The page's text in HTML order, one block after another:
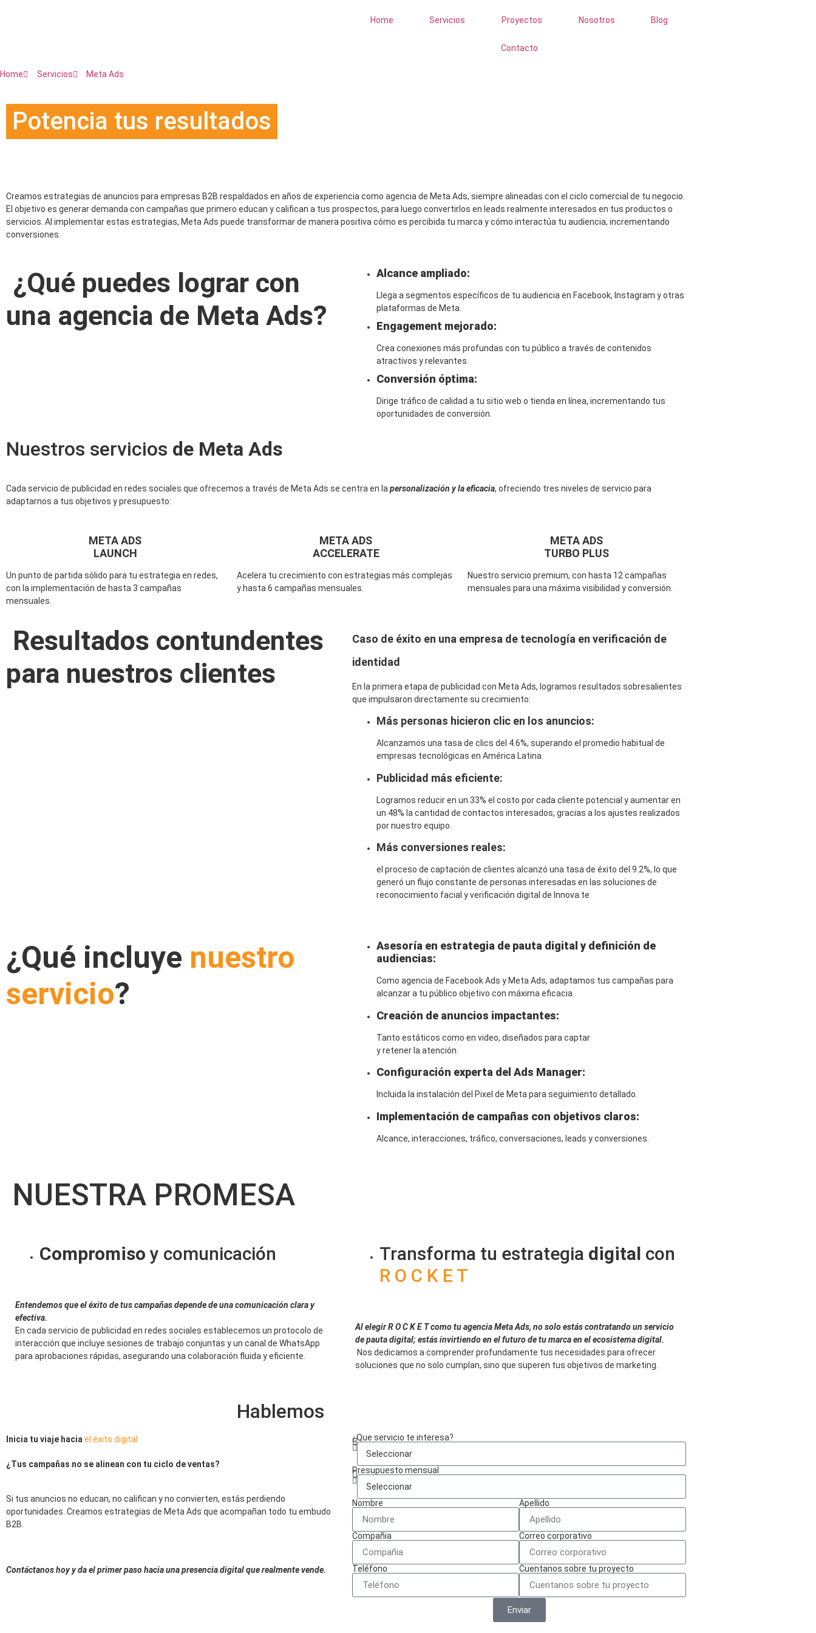
Home Servicios Proyectos Nosotros Blog
Contacto
Home Servicios Meta Ads
Potencia tus resultados
Creamos estrategias de anuncios para empresas B2B respaldados en años de experiencia como agencia de Meta Ads, siempre alineadas con el ciclo comercial de tu negocio.
El objetivo es generar demanda con campañas que primero educan y califican a tus prospectos, para luego convertirlos en leads realmente interesados en tus productos o
servicios. Al implementar estas estrategias, Meta Ads puede transformar de manera positiva cómo es percibida tu marca y cómo interactúa tu audiencia, incrementando
conversiones.
¿Qué puedes lograr con
una agencia de Meta Ads?
Alcance ampliado:
Llega a segmentos específicos de tu audiencia en Facebook, Instagram y otras
plataformas de Meta.
Engagement mejorado:
Crea conexiones más profundas con tu público a través de contenidos
atractivos y relevantes.
Conversión óptima:
Dirige tráfico de calidad a tu sitio web o tienda en línea, incrementando tus
oportunidades de conversión.
Nuestros servicios de Meta Ads
Cada servicio de publicidad en redes sociales que ofrecemos a través de Meta Ads se centra en lapersonalización y la eficacia, ofreciendo tres niveles de servicio para
adaptarnos a tus objetivos y presupuesto:
META ADS
LAUNCH
Un punto de partida sólido para tu estrategia en redes,
con la implementación de hasta 3 campañas
mensuales.
META ADS
ACCELERATE
Acelera tu crecimiento con estrategias más complejas
y hasta 6 campañas mensuales.
META ADS
TURBO PLUS
Nuestro servicio premium, con hasta 12 campañas
mensuales para una máxima visibilidad y conversión.
Resultados contundentes
para nuestros clientes
Caso de éxito en una empresa de tecnología en verificación de
identidad
En la primera etapa de publicidad con Meta Ads, logramos resultados sobresalientes
que impulsaron directamente su crecimiento:
Más personas hicieron clic en los anuncios:
Alcanzamos una tasa de clics del 4.6%, superando el promedio habitual de
empresas tecnológicas en América Latina.
Publicidad más eficiente:
Logramos reducir en un 33% el costo por cada cliente potencial y aumentar en
un 48% la cantidad de contactos interesados, gracias a los ajustes realizados
por nuestro equipo.
Más conversiones reales:
el proceso de captación de clientes alcanzó una tasa de éxito del 9.2%, lo que
generó un flujo constante de personas interesadas en las soluciones de
reconocimiento facial y verificación digital de Innova.te
¿Qué incluye nuestro
servicio?
Asesoría en estrategia de pauta digital y definición de
audiencias:
Como agencia de Facebook Ads y Meta Ads, adaptamos tus campañas para
alcanzar a tu público objetivo con máxima eficacia.
Creación de anuncios impactantes:
Tanto estáticos como en video, diseñados para captar
y retener la atención.
Configuración experta del Ads Manager:
Incluida la instalación del Pixel de Meta para seguimiento detallado.
Implementación de campañas con objetivos claros:
Alcance, interacciones, tráfico, conversaciones, leads y conversiones.
NUESTRA PROMESA
Compromisoy comunicación
Entendemos que el éxito de tus campañas depende de unacomunicación clara y
efectiva.
En cada servicio de publicidad en redes sociales establecemos un protocolo de
interacción que incluye sesiones de trabajo conjuntas y un canal de WhatsApp
para aprobaciones rápidas, asegurando una colaboración fluida y eficiente.
Transforma tu estrategia digital con
R O C K E T
Al elegir R O C K E T como tu agencia Meta Ads, no solo estáscontratando un servicio
de pauta digital; estás invirtiendo en elfuturo de tu marca en el ecosistema digital.
Nos dedicamos a comprender profundamente tus necesidades para ofrecer
soluciones que no solo cumplan, sino que superen tus objetivos de marketing.
Hablemos
Inicia tu viaje haciael éxito digital
¿Tus campañas no se alinean con tu ciclo de ventas?
Si tus anuncios no educan, no califican y no convierten, estás perdiendo
oportunidades. Creamos estrategias de Meta Ads que acompañan todo tu embudo
B2B.
Contáctanos hoy y da el primer paso hacia una presencia digital que realmente vende.
¿Que servicio te interesa?
Presupuesto mensual
Nombre Apellido
Compañia Correo corporativo
Teléfono Cuentanos sobre tu proyecto
Enviar